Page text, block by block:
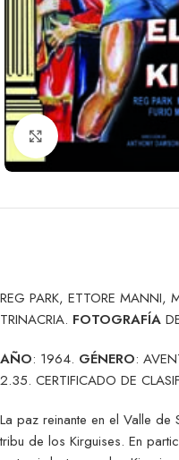
Clic para ampliar
REG PARK, ETTORE MANNI,
TRINACRIA. FOTOGRAFÍA
AÑO: 1964. GÉNERO:
2.35. CERTIFICADO DE
La paz reinante en el Valle
tribu de los Kirguises. En